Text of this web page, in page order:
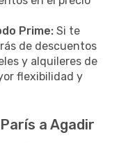
Prime: Si te
de descuentos
y alquileres de
flexibilidad y
a Agadir